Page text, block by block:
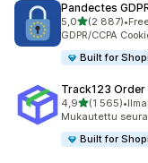
Pandectes
5,0/ 5 tähteä
(2 887)
2887 arvostelua
•
GDPR/CCPA
Built for
Track123 Order
4,9/ 5 tähteä
(1 565)
1565 arvostelua
•
Mukautettu
Built for